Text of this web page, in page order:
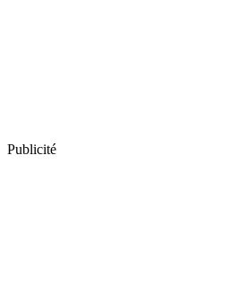
Publicité